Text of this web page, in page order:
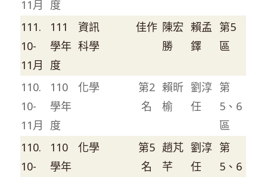
11月
度
111.
10-
11月
111
學年
度
資訊
科學
佳作 陳宏
勝
賴孟
鐸
第5
區
110.
10-
11月
110
學年
度
化學
第2
名
賴昕
榆
劉淳
任
第
5、6
區
110.
10-
110
學年
化學
第5
名
趙芃
芊
劉淳
任
第
5、6